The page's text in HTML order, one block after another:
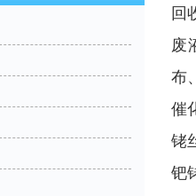
回
废
布
催
铑
钯